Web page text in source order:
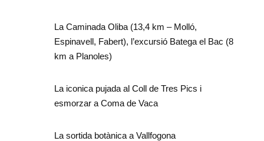
La Caminada Oliba (13,4 km – Molló,
Espinavell, Fabert), l’excursió Batega el Bac (8
km a Planoles)
La iconica pujada al Coll de Tres Pics i
esmorzar a Coma de Vaca
La sortida botànica a Vallfogona